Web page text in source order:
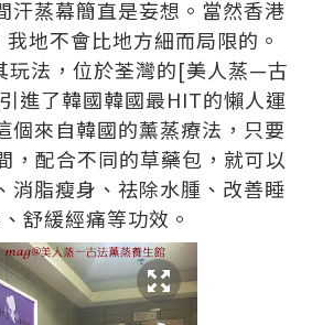
汗蒸幕簡直是妄想。當然香港
地不會比地方細而局限的。
玩法，位於荃灣的[美人蒸—古
進了韓國韓國最HIT的懶人運
個來自韓國的薰蒸療法，只要
，配合不同的草藥包，就可以
消脂瘦身、祛除水腫、改善睡
舒緩經痛等功效。